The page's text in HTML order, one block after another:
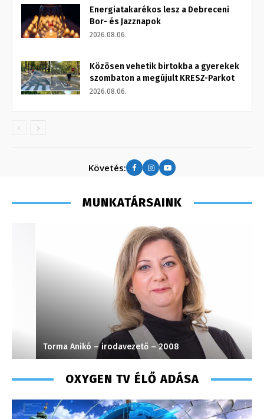
Energiatakarékos lesz a Debreceni
Bor- és Jazznapok
2026.08.06.
Közösen vehetik birtokba a gyerekek
szombaton a megújult KRESZ-Parkot
2026.08.06.
Követés:
MUNKATÁRSAINK
Torma Anikó – irodavezető – 2008
OXYGEN TV ÉLŐ ADÁSA